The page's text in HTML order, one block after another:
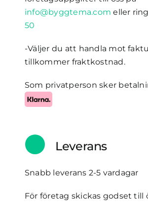
info@byggtema.com eller ring
50
-Väljer du att handla mot
tillkommer fraktkostnad.
Som privatperson sker
Leverans
Snabb leverans 2-5 vardagar
För företag skickas godset till